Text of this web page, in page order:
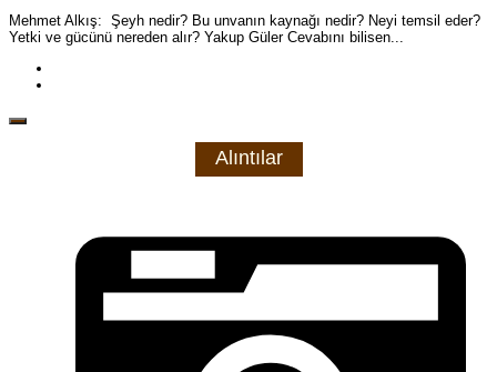
Mehmet Alkış: Şeyh nedir? Bu unvanın kaynağı nedir? Neyi temsil eder?
Yetki ve gücünü nereden alır? Yakup Güler Cevabını bilisen...
Alıntılar